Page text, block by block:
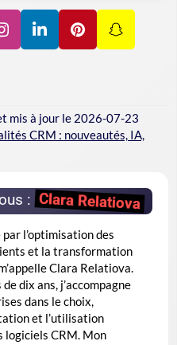
mis à jour le 2026-07-23
CRM : nouveautés, IA,
:Clara Relatiova
par l’optimisation des
et la transformation
Clara Relatiova.
dix ans, j’accompagne
dans le choix,
et l’utilisation
logiciels CRM. Mon